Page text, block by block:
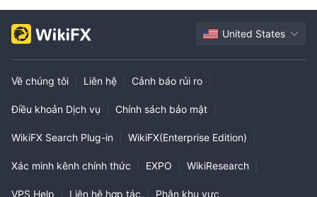
United States
Về chúng tôi Liên hệ Cảnh báo rủi ro
Điều khoản Dịch vụ Chính sách bảo mật
WikiFX Search Plug-in WikiFX(Enterprise Edition)
Xác minh kênh chính thức EXPO WikiResearch
VPS Help Liên hệ hợp tác Phân khu vực